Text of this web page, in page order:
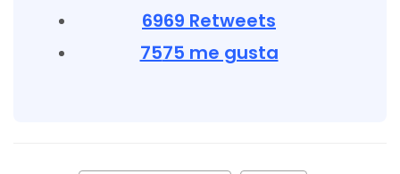
6969 Retweets
7575 me gusta